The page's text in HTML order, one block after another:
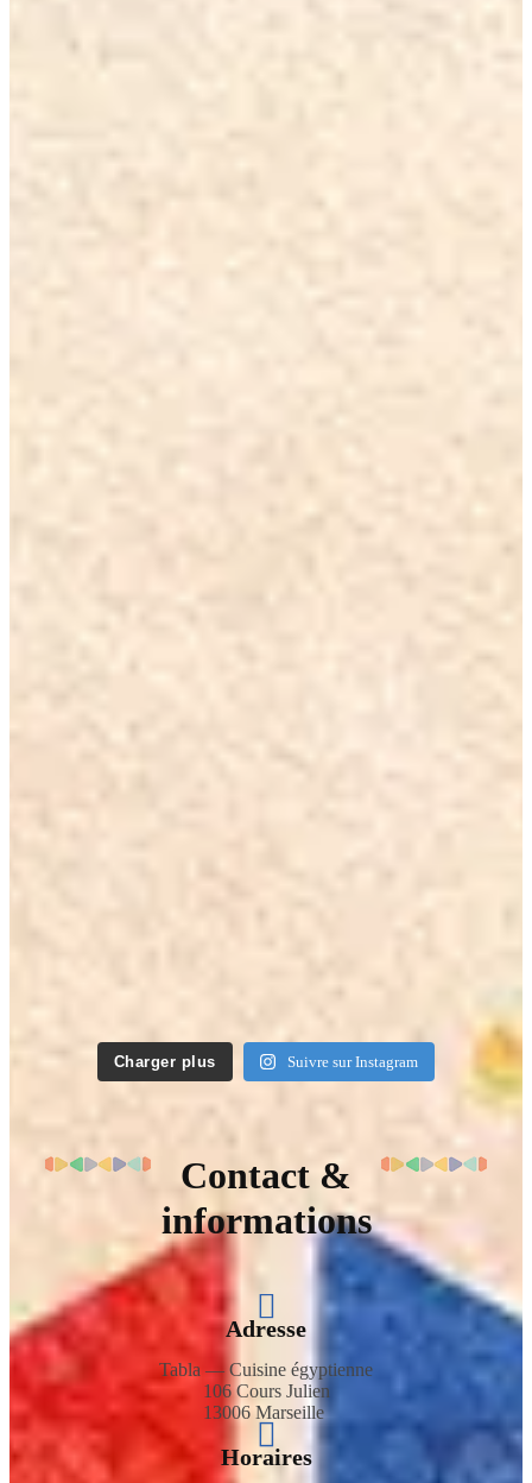
Charger plus Suivre sur Instagram
Contact &
informations
Adresse
Tabla — Cuisine égyptienne
106 Cours Julien
13006 Marseille
Horaires